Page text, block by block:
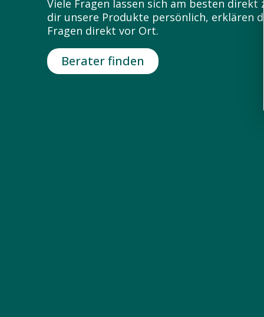
Viele Fragen lassen sich am besten
dir unsere Produkte persönlich, erklären
Fragen direkt vor Ort.
Berater finden